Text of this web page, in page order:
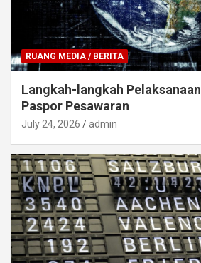
RUANG MEDIA / BERITA
Langkah-langkah
Paspor Pesawaran
July 24, 2026 admin